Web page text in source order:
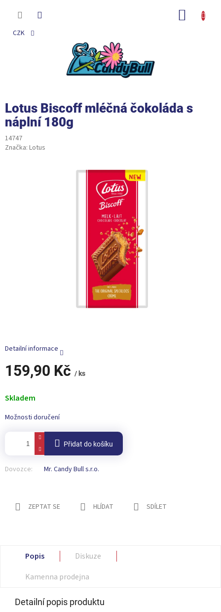
CZK
Lotus Biscoff mléčná čokoláda s
náplní 180g
14747
Značka: Lotus
159,90 Kč / ks
cena:
Skladem
Možnosti doručení
Přidat do košíku
Dovozce: Mr. Candy Bull s.r.o.
Detailní informace
ZEPTAT SE HLÍDAT SDÍLET
Popis
Diskuze
Kamenna prodejna
Detailní popis produktu